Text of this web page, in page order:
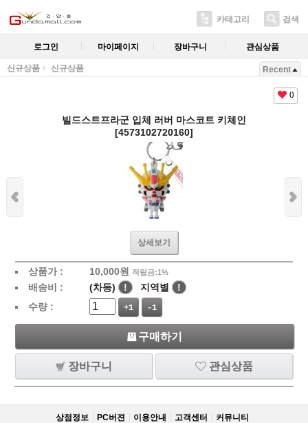
카테고리 검색
로그인 마이페이지 장바구니 관심상품
신규상품 신규상품 Recent
0
빌드스트프라군 입체 러버 마스코트 키체인
[4573102720160]
상세보기
상품가 : 10,000원 적립금:1%
배송비 : (차등) ! 지역별
!
수량 :
+1 -1
구매하기
장바구니 관심상품
상점정보 PC버젼 이용안내 고객센터 커뮤니티